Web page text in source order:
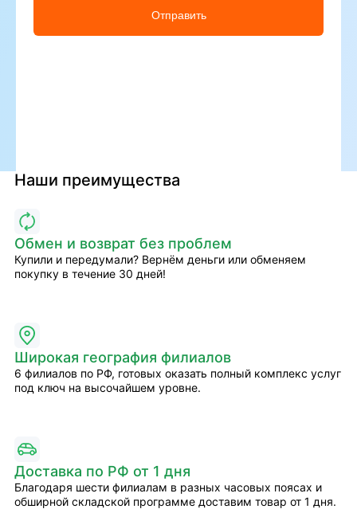
Отправить
Наши преимущества
Обмен и возврат без проблем
Купили и передумали? Вернём деньги или обменяем
покупку в течение 30 дней!
Широкая география филиалов
6 филиалов по РФ, готовых оказать полный комплекс услуг
под ключ на высочайшем уровне.
Доставка по РФ от 1 дня
Благодаря шести филиалам в разных часовых поясах и
обширной складской программе доставим товар от 1 дня.